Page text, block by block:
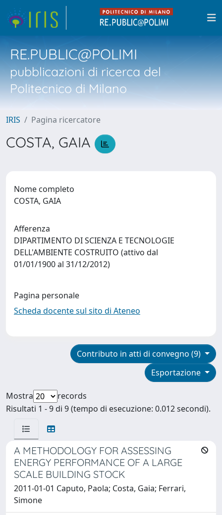
RE.PUBLIC@POLIMI
pubblicazioni di ricerca del
Politecnico di Milano
IRIS Pagina ricercatore
COSTA, GAIA
Nome completo
COSTA, GAIA
Afferenza
DIPARTIMENTO DI SCIENZA E TECNOLOGIE
DELL'AMBIENTE COSTRUITO (attivo dal
01/01/1900 al 31/12/2012)
Pagina personale
Scheda docente sul sito di Ateneo
Contributo in atti di convegno (9)
Esportazione
Mostra
records
Risultati 1 - 9 di 9 (tempo di esecuzione: 0.012 secondi).
A METHODOLOGY FOR ASSESSING
ENERGY PERFORMANCE OF A LARGE
SCALE BUILDING STOCK
2011-01-01 Caputo, Paola; Costa, Gaia; Ferrari,
Simone